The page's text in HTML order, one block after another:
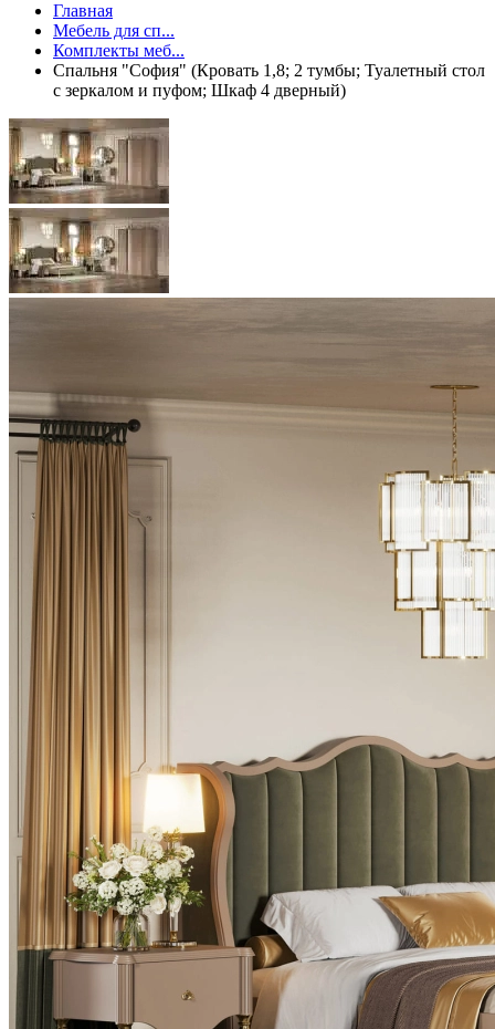
Главная
Мебель для сп...
Комплекты меб...
Спальня "София" (Кровать 1,8; 2 тумбы; Туалетный стол
с зеркалом и пуфом; Шкаф 4 дверный)